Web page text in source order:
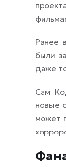
Ранее
были
даже
Сам
новые
может